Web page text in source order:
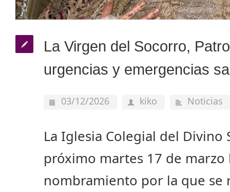
La Virgen del Socorro,
urgencias y emergencias
03/12/2026 kiko Noticias
La Iglesia Colegial del Divino
próximo martes 17 de
nombramiento por la que se